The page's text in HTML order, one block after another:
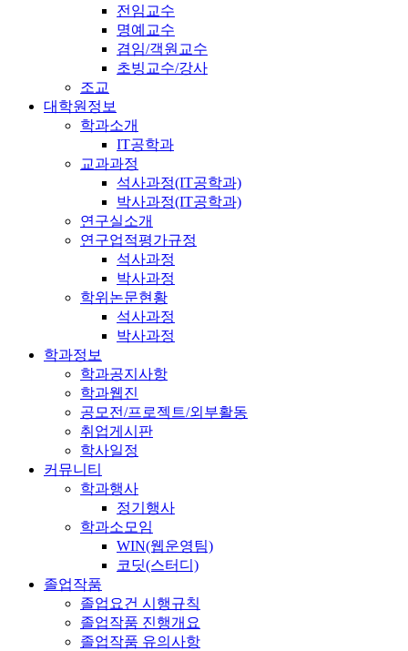
전임교수
명예교수
겸임/객원교수
초빙교수/강사
조교
대학원정보
학과소개
IT공학과
교과과정
석사과정(IT공학과)
박사과정(IT공학과)
연구실소개
연구업적평가규정
석사과정
박사과정
학위논문현황
석사과정
박사과정
학과정보
학과공지사항
학과웹진
공모전/프로젝트/외부활동
취업게시판
학사일정
커뮤니티
학과행사
정기행사
학과소모임
WIN(웹운영팀)
코딧(스터디)
졸업작품
졸업요건 시행규칙
졸업작품 진행개요
졸업작품 유의사항